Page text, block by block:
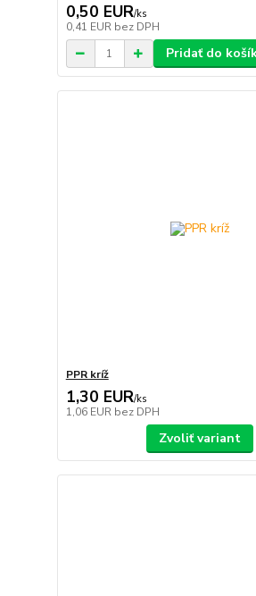
0,50 EUR/ks
0,41 EUR bez DPH
Pridať do
PPR kríž
1,30 EUR/ks
1,06 EUR bez DPH
Zvoliť variant